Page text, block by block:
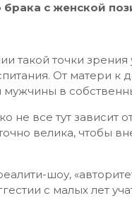
брака с женской
такой точки
От матери к
мужчины в
не все тут зависит
велика, чтобы
шоу,
с малых лет